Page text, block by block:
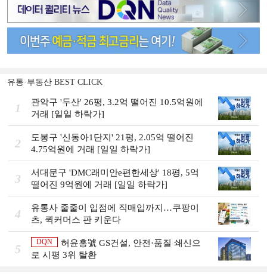
유통·부동산 BEST CLICK
1
관악구 '두산' 26평, 3.2억 떨어진 10.5억원에
거래 [일일 하락가]
2
도봉구 '신동아1단지' 21평, 2.05억 떨어진
4.75억원에 거래 [일일 하락가]
3
서대문구 'DMC래미안e편한세상' 18평, 5억
떨어진 9억원에 거래 [일일 하락가]
4
유통사 줄줄이 입점에 직매입까지…쿠팡이
츠, 퀵커머스 판 키운다
5
DQN
허윤홍號 GS건설, 안전·품질 쇄신으
로 시평 3위 탈환